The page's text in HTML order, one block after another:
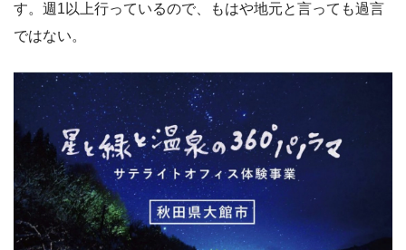
す。週1以上行っているので、もはや地元と言っても過言
ではない。